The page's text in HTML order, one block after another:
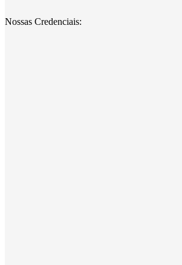
Nossas Credenciais: